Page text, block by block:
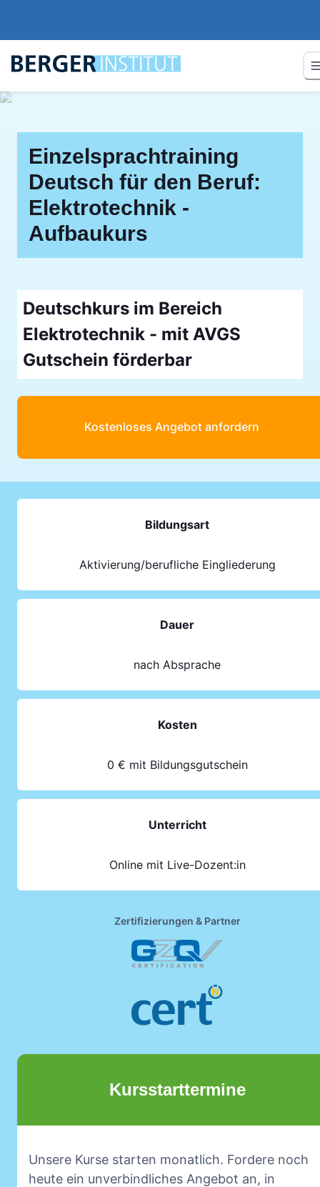
Einzelsprachtraining
Deutsch für den Beruf:
Elektrotechnik -
Aufbaukurs
Deutschkurs im Bereich
Elektrotechnik - mit AVGS
Gutschein förderbar
Kostenloses Angebot anfordern
Bildungsart
Aktivierung/berufliche Eingliederung
Dauer
nach Absprache
Kosten
0 € mit Bildungsgutschein
Unterricht
Online mit Live-Dozent:in
Zertifizierungen & Partner
Kursstarttermine
Unsere Kurse starten monatlich. Fordere noch
heute ein unverbindliches Angebot an, in